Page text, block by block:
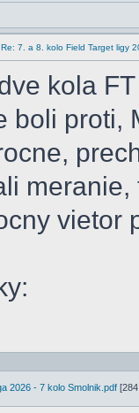
Re: 7. a 8. kolo Field Target ligy
kola
boli proti,
vietor
2026 - 7 kolo Smolnik.pdf